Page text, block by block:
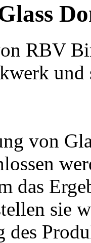
RBV
von
das
sie
des